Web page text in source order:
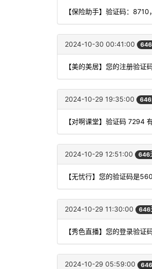
【保险助手】验证码：
2024-10-30 00:41:00
【美的美居】您的注册验
2024-10-29 19:35:00 646
【对啊课堂】验证码 7294
2024-10-29 12:51:00 646
【无忧行】您的验证码是
2024-10-29 11:30:00 646
【秀色直播】您的登录验证
2024-10-29 05:59:00